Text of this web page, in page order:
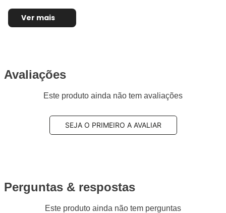
Ver mais
Avaliações
Este produto ainda não tem avaliações
SEJA O PRIMEIRO A AVALIAR
Perguntas & respostas
Este produto ainda não tem perguntas